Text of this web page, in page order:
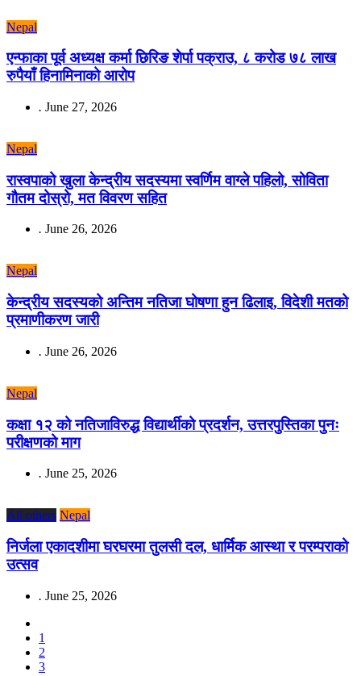
Nepal
एन्फाका पूर्व अध्यक्ष कर्मा छिरिङ शेर्पा पक्राउ, ८ करोड ७८ लाख
रुपैयाँ हिनामिनाको आरोप
. June 27, 2026
Nepal
रास्वपाको खुला केन्द्रीय सदस्यमा स्वर्णिम वाग्ले पहिलो, सोविता
गौतम दोस्रो, मत विवरण सहित
. June 26, 2026
Nepal
केन्द्रीय सदस्यको अन्तिम नतिजा घोषणा हुन ढिलाइ, विदेशी मतको
प्रमाणीकरण जारी
. June 26, 2026
Nepal
कक्षा १२ को नतिजाविरुद्ध विद्यार्थीको प्रदर्शन, उत्तरपुस्तिका पुनः
परीक्षणको माग
. June 25, 2026
All others Nepal
निर्जला एकादशीमा घरघरमा तुलसी दल, धार्मिक आस्था र परम्पराको
उत्सव
. June 25, 2026
1
2
3